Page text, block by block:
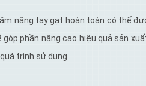
nâng tay gạt hoàn toàn có thể
góp phần nâng cao hiệu quả sản
trình sử dụng.